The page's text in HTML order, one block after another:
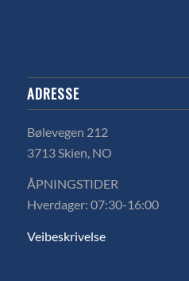
ADRESSE
Bølevegen 212
3713 Skien, NO
ÅPNINGSTIDER
Hverdager: 07:30-16:00
Veibeskrivelse